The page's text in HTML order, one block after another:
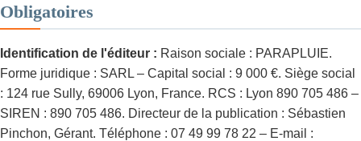
Obligatoires
Identification de l'éditeur : Raison sociale : PARAPLUIE.
Forme juridique : SARL – Capital social : 9 000 €. Siège social
: 124 rue Sully, 69006 Lyon, France. RCS : Lyon 890 705 486 –
SIREN : 890 705 486. Directeur de la publication : Sébastien
Pinchon, Gérant. Téléphone : 07 49 99 78 22 – E-mail :